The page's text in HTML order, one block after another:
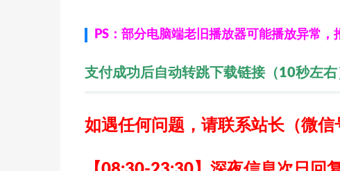
PS：部分电脑端老旧播放器可能播放异常，
支付成功后自动转跳下载链接（10秒左右
如遇任何问题，请联系站长（微信